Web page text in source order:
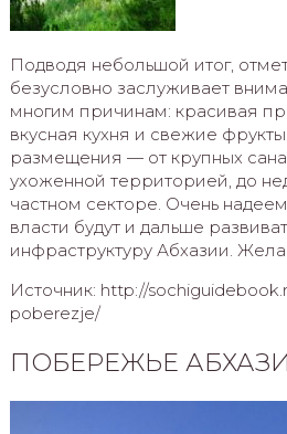
Подводя небольшой итог,
безусловно заслуживает
многим причинам: красивая
вкусная кухня и свежие
размещения — от крупных
ухоженной территорией, до
частном секторе. Очень
власти будут и дальше
инфраструктуру Абхазии.
Источник: http://
poberezje/
ПОБЕРЕЖЬЕ